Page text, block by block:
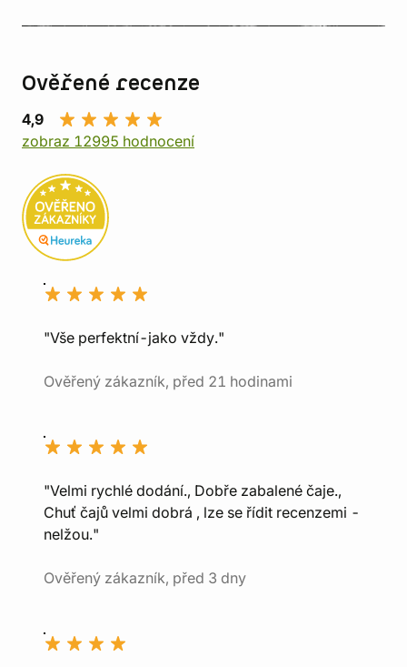
Ověřené recenze
4,9
zobraz 12995 hodnocení
"Vše perfektní-jako vždy."
Ověřený zákazník, před 21 hodinami
"Velmi rychlé dodání., Dobře zabalené čaje.,
Chuť čajů velmi dobrá , lze se řídit recenzemi -
nelžou."
Ověřený zákazník, před 3 dny